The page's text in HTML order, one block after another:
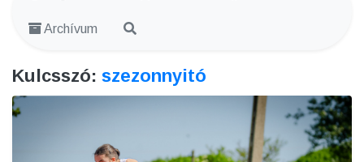
Archívum
Kulcsszó: szezonnyitó